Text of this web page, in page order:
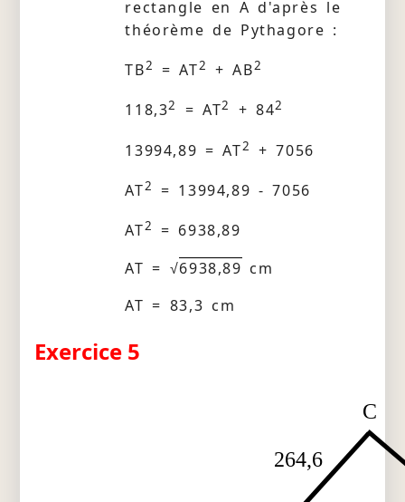
rectangle en A d'après le
théorème de Pythagore :
TB2 = AT2 + AB2
118,32 = AT2 + 842
13994,89 = AT2 + 7056
AT2 = 13994,89 - 7056
AT2
= 6938,89
AT = √6938,89 cm
AT = 83,3 cm
Exercice 5
C
264,6